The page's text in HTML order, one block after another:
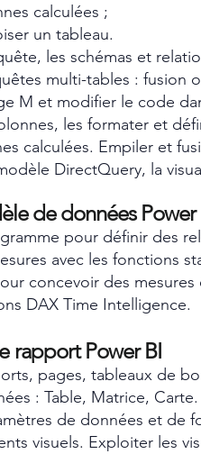
calculées ;
un tableau.
les schémas et
multi-tables : fusion
M et modifier le code
les formater et
calculées. Empiler et
DirectQuery, la
de données Power
pour définir des
avec les fonctions
concevoir des mesures
DAX Time Intelligence.
rapport Power BI
pages, tableaux de
: Table, Matrice, Carte.
de données et de
visuels. Exploiter les